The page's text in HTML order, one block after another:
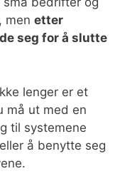
men etter
seg for å slutte
lenger er et
må ut med en
til systemene
å benytte seg